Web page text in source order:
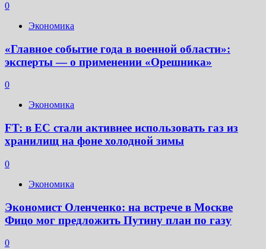
0
Экономика
«Главное событие года в военной области»:
эксперты — о применении «Орешника»
0
Экономика
FT: в ЕС стали активнее использовать газ из
хранилищ на фоне холодной зимы
0
Экономика
Экономист Оленченко: на встрече в Москве
Фицо мог предложить Путину план по газу
0